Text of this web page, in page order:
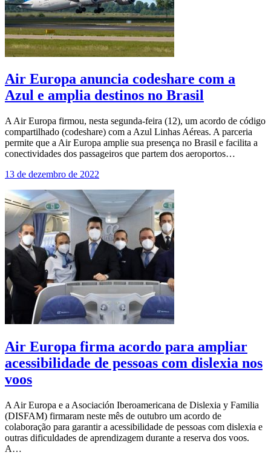
Air Europa anuncia codeshare com a
Azul e amplia destinos no Brasil
A Air Europa firmou, nesta segunda-feira (12), um acordo de código
compartilhado (codeshare) com a Azul Linhas Aéreas. A parceria
permite que a Air Europa amplie sua presença no Brasil e facilita a
conectividades dos passageiros que partem dos aeroportos…
13 de dezembro de 2022
Air Europa firma acordo para ampliar
acessibilidade de pessoas com dislexia nos
voos
A Air Europa e a Asociación Iberoamericana de Dislexia y Familia
(DISFAM) firmaram neste mês de outubro um acordo de
colaboração para garantir a acessibilidade de pessoas com dislexia e
outras dificuldades de aprendizagem durante a reserva dos voos.
A…